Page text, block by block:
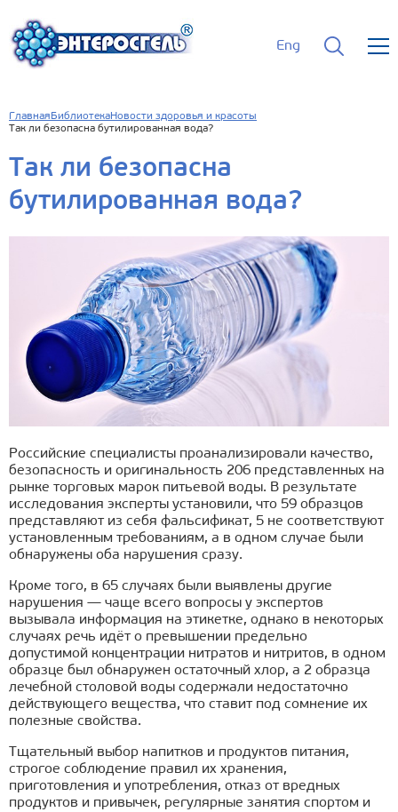
Eng
Главная БиблиотекаНовости здоровья и красоты
Так ли безопасна бутилированная вода?
Так ли безопасна
бутилированная вода?
Российские специалисты проанализировали качество,
безопасность и оригинальность 206 представленных на
рынке торговых марок питьевой воды. В результате
исследования эксперты установили, что 59 образцов
представляют из себя фальсификат, 5 не соответствуют
установленным требованиям, а в одном случае были
обнаружены оба нарушения сразу.
Кроме того, в 65 случаях были выявлены другие
нарушения — чаще всего вопросы у экспертов
вызывала информация на этикетке, однако в некоторых
случаях речь идёт о превышении предельно
допустимой концентрации нитратов и нитритов, в одном
образце был обнаружен остаточный хлор, а 2 образца
лечебной столовой воды содержали недостаточно
действующего вещества, что ставит под сомнение их
полезные свойства.
Тщательный выбор напитков и продуктов питания,
строгое соблюдение правил их хранения,
приготовления и употребления, отказ от вредных
продуктов и привычек, регулярные занятия спортом и